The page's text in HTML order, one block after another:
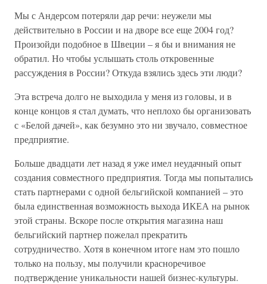
Мы с Андерсом потеряли дар речи: неужели мы
действительно в России и на дворе все еще 2004 год?
Произойди подобное в Швеции – я бы и внимания не
обратил. Но чтобы услышать столь откровенные
рассуждения в России? Откуда взялись здесь эти люди?
Эта встреча долго не выходила у меня из головы, и в
конце концов я стал думать, что неплохо бы организовать
с «Белой дачей», как безумно это ни звучало, совместное
предприятие.
Больше двадцати лет назад я уже имел неудачный опыт
создания совместного предприятия. Тогда мы попытались
стать партнерами с одной бельгийской компанией – это
была единственная возможность выхода ИКЕА на рынок
этой страны. Вскоре после открытия магазина наш
бельгийский партнер пожелал прекратить
сотрудничество. Хотя в конечном итоге нам это пошло
только на пользу, мы получили красноречивое
подтверждение уникальности нашей бизнес-культуры.